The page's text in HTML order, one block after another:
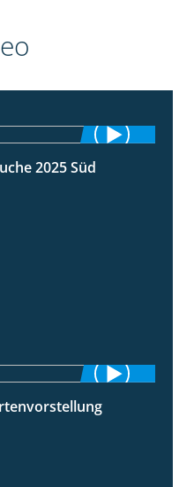
2025 Süd
4:26